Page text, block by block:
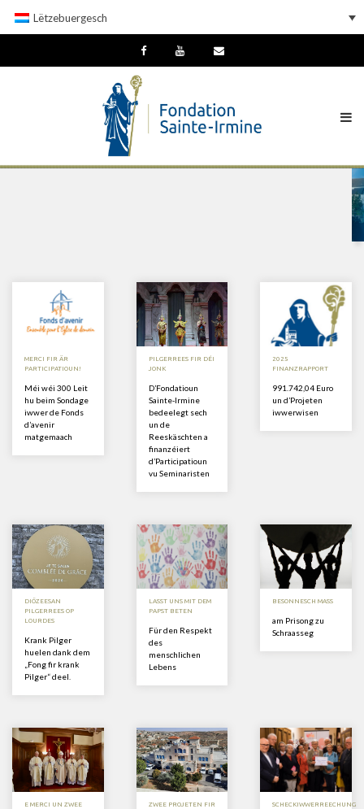
Lëtzebuergesch
MERCI FIR ÄR
PARTICIPATIOUN!
Méi wéi 300 Leit
hu beim Sondage
iwwer de Fonds
d’avenir
matgemaach
PILGERREES FIR DÉI
JONK
D’Fondatioun
Sainte-Irmine
bedeelegt sech
un de
Reeskäschten a
finanzéiert
d’Participatioun
vu Seminaristen
2025
FINANZRAPPORT
991.742,04 Euro
un d’Projeten
iwwerwisen
DIÖZEESAN
PILGERREES OP
LOURDES
Krank Pilger
huelen dank dem
„Fong fir krank
Pilger“ deel.
LASST UNS MIT DEM
PAPST BETEN
Für den Respekt
des
menschlichen
Lebens
BESONNESCH MASS
am Prisong zu
Schraasseg
E MERCI UN ZWEE
ZWEE PROJETEN FIR
SCHECKIWWERREECHUNG